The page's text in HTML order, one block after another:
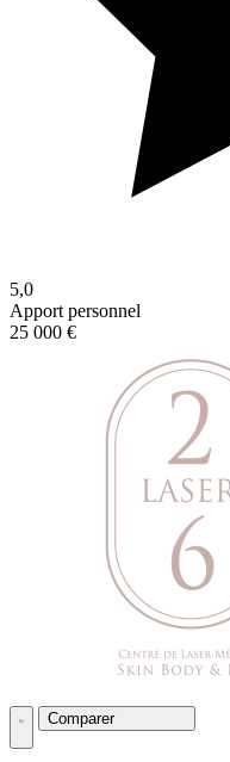
5,0
Apport personnel
25 000 €
Comparer